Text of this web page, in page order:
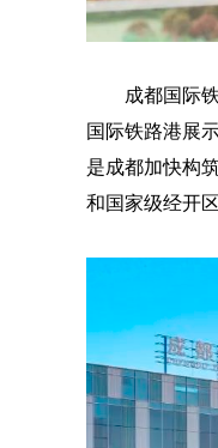
成都国际
国际铁路港展
是成都加快构
和国家级经开